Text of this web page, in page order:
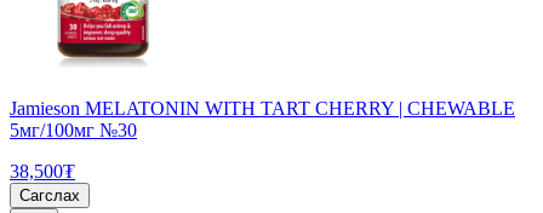
Jamieson MELATONIN WITH TART CHERRY | CHEWABLE
5мг/100мг №30
38,500₮
Сагслах